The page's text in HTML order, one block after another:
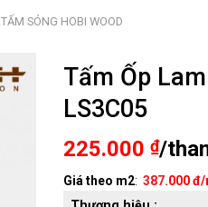
TẤM SÓNG HOBI WOOD
Tấm Ốp
LS3C05
225.000 ₫/
Giá theo m2: 387.000 đ/